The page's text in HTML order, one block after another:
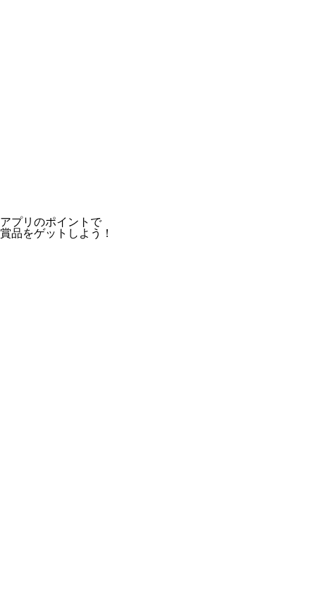
アプリのポイントで
賞品をゲットしよう！